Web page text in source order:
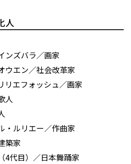
人
ズバラ／画家
エン／社会改革家
エフォッシュ／画家
人
ルリエー／作曲家
築家
代目）／日本舞踊家